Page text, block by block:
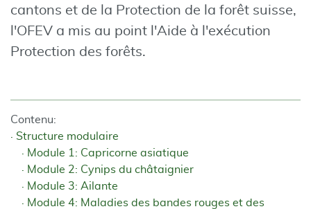
cantons et de la Protection de la forêt suisse,
l'OFEV a mis au point l'Aide à l'exécution
Protection des forêts.
Contenu:
Structure modulaire
Module 1: Capricorne asiatique
Module 2: Cynips du châtaignier
Module 3: Ailante
Module 4: Maladies des bandes rouges et des